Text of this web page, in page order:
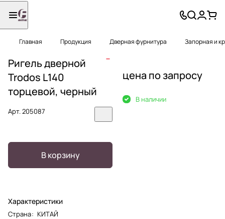
Главная Продукция Дверная фурнитура Запорная и
Ригель дверной
Trodos L140
торцевой, черный
Арт.205087
В корзину
Характеристики
Страна: КИТАЙ
цена по запросу
В наличии